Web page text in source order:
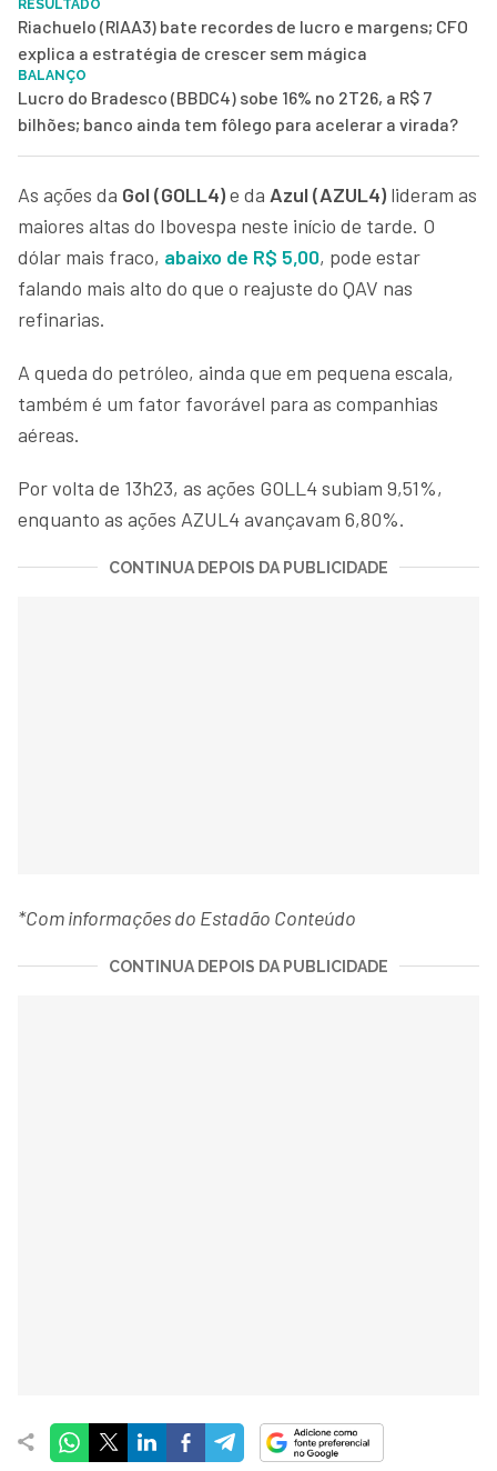
RESULTADO
Riachuelo (RIAA3) bate recordes de lucro e margens; CFO
explica a estratégia de crescer sem mágica
BALANÇO
Lucro do Bradesco (BBDC4) sobe 16% no 2T26, a R$ 7
bilhões; banco ainda tem fôlego para acelerar a virada?
As ações da Gol (GOLL4)e da Azul (AZUL4) lideram as
maiores altas do Ibovespa neste início de tarde. O
dólar mais fraco, abaixo de R$ 5,00, pode estar
falando mais alto do que o reajuste do QAV nas
refinarias.
A queda do petróleo, ainda que em pequena escala,
também é um fator favorável para as companhias
aéreas.
Por volta de 13h23, as ações GOLL4 subiam 9,51%,
enquanto as ações AZUL4 avançavam 6,80%.
CONTINUA DEPOIS DA PUBLICIDADE
*Com informações do Estadão Conteúdo
CONTINUA DEPOIS DA PUBLICIDADE